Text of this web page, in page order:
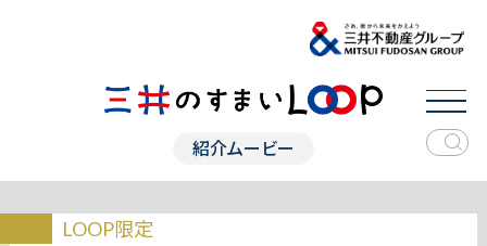
紹介ムービー
LOOP限定